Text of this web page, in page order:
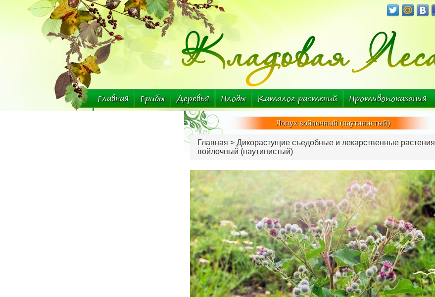
Главная Грибы Деревья Плоды Каталог растений
Противопоказания
Болезнь-растение
Комнатные растения
Лопух войлочный (паутинистый)
Главная > Дикорастущие съедобные и лекарственные растения
войлочный (паутинистый)